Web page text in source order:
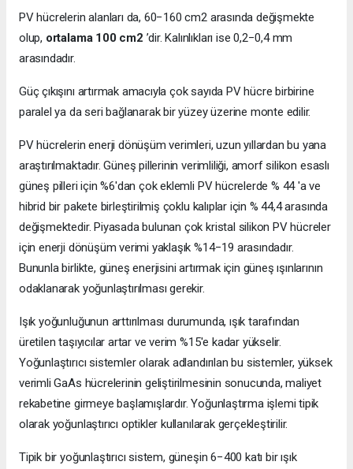
PV hücrelerin alanları da, 60−160 cm2 arasında değişmekte
olup, ortalama 100 cm2 ’dir. Kalınlıkları ise 0,2−0,4 mm
arasındadır.
Güç çıkışını artırmak amacıyla çok sayıda PV hücre birbirine
paralel ya da seri bağlanarak bir yüzey üzerine monte edilir.
PV hücrelerin enerji dönüşüm verimleri, uzun yıllardan bu yana
araştırılmaktadır. Güneş pillerinin verimliliği, amorf silikon esaslı
güneş pilleri için %6'dan çok eklemli PV hücrelerde % 44 'a ve
hibrid bir pakete birleştirilmiş çoklu kalıplar için % 44,4 arasında
değişmektedir. Piyasada bulunan çok kristal silikon PV hücreler
için enerji dönüşüm verimi yaklaşık %14−19 arasındadır.
Bununla birlikte, güneş enerjisini artırmak için güneş ışınlarının
odaklanarak yoğunlaştırılması gerekir.
Işık yoğunluğunun arttırılması durumunda, ışık tarafından
üretilen taşıyıcılar artar ve verim %15'e kadar yükselir.
Yoğunlaştırıcı sistemler olarak adlandırılan bu sistemler, yüksek
verimli GaAs hücrelerinin geliştirilmesinin sonucunda, maliyet
rekabetine girmeye başlamışlardır. Yoğunlaştırma işlemi tipik
olarak yoğunlaştırıcı optikler kullanılarak gerçekleştirilir.
Tipik bir yoğunlaştırıcı sistem, güneşin 6−400 katı bir ışık